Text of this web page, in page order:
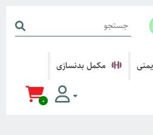
0
مکمل بدنسازی